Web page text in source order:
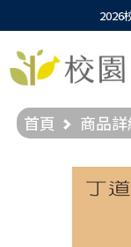
2026
首頁 商品